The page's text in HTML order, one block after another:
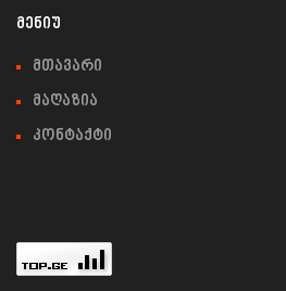
ᲛᲔᲜᲘᲣ
მთავარი
მაღაზია
კონტაქტი